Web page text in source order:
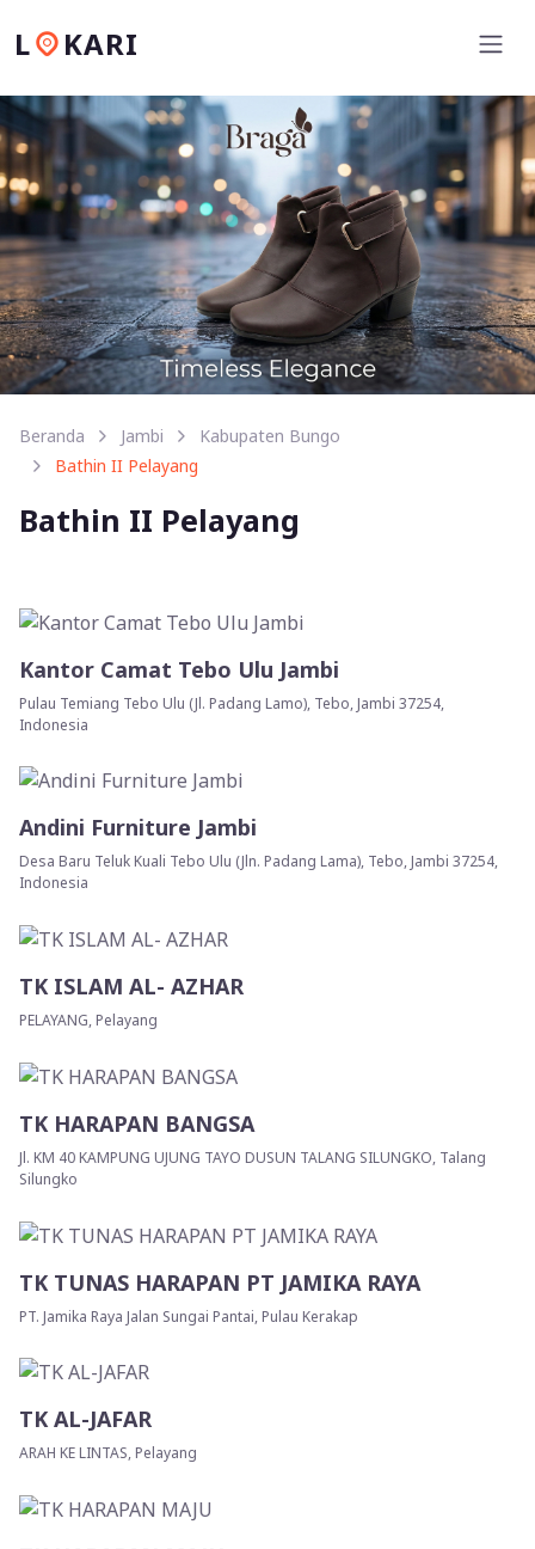
L KARI
Beranda Jambi
Kabupaten Bungo
Bathin II Pelayang
Bathin II Pelayang
Kantor Camat Tebo Ulu Jambi
Pulau Temiang Tebo Ulu (Jl. Padang Lamo), Tebo, Jambi 37254,
Indonesia
Andini Furniture Jambi
Desa Baru Teluk Kuali Tebo Ulu (Jln. Padang Lama), Tebo, Jambi 37254,
Indonesia
TK ISLAM AL- AZHAR
PELAYANG, Pelayang
TK HARAPAN BANGSA
Jl. KM 40 KAMPUNG UJUNG TAYO DUSUN TALANG SILUNGKO, Talang
Silungko
TK TUNAS HARAPAN PT JAMIKA RAYA
PT. Jamika Raya Jalan Sungai Pantai, Pulau Kerakap
TK AL-JAFAR
ARAH KE LINTAS, Pelayang